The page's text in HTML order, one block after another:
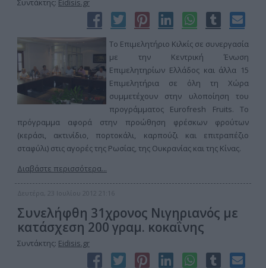
Συντάκτης: Eidisis.gr
Το Επιμελητήριο Κιλκίς σε συνεργασία
με την Κεντρική Ένωση
Επιμελητηρίων Ελλάδος και άλλα 15
Επιμελητήρια σε όλη τη Χώρα
συμμετέχουν στην υλοποίηση του
προγράμματος Eurofresh Fruits. Το
πρόγραμμα αφορά στην προώθηση φρέσκων φρούτων
(κεράσι, ακτινίδιο, πορτοκάλι, καρπούζι και επιτραπέζιο
σταφύλι) στις αγορές της Ρωσίας, της Ουκρανίας και της Κίνας.
Διαβάστε περισσότερα...
Δευτέρα, 23 Ιουλίου 2012 21:16
Συνελήφθη 31χρονος Νιγηριανός με
κατάσχεση 200 γραμ. κοκαΐνης
Συντάκτης: Eidisis.gr